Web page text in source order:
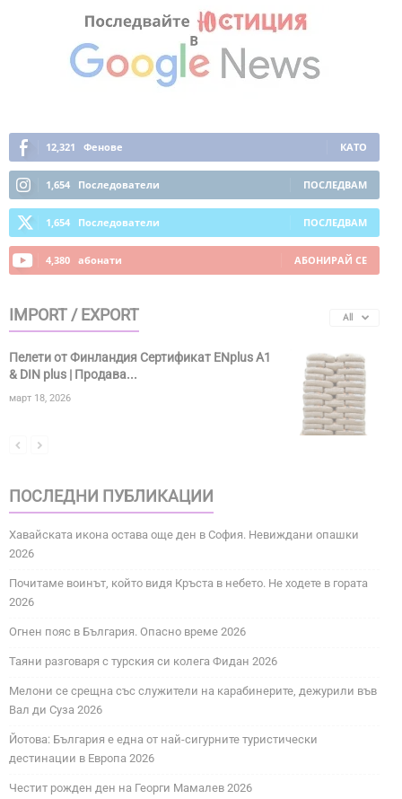
12,321 Фенове КАТО
1,654 Последователи ПОСЛЕДВАМ
1,654 Последователи ПОСЛЕДВАМ
4,380 абонати АБОНИРАЙ СЕ
IMPORT / EXPORT All
Пелети от Финландия Сертификат ENplus A1
& DIN plus | Продава...
март 18, 2026
ПОСЛЕДНИ ПУБЛИКАЦИИ
Хавайската икона остава още ден в София. Невиждани опашки
2026
Почитаме воинът, който видя Кръста в небето. Не ходете в гората
2026
Огнен пояс в България. Опасно време 2026
Таяни разговаря с турския си колега Фидан 2026
Мелони се срещна със служители на карабинерите, дежурили във
Вал ди Суза 2026
Йотова: България е една от най-сигурните туристически
дестинации в Европа 2026
Честит рожден ден на Георги Мамалев 2026